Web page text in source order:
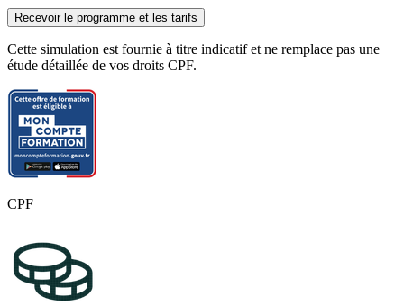
Recevoir le programme et les tarifs
Cette simulation est fournie à titre indicatif et ne remplace pas une
étude détaillée de vos droits CPF.
CPF